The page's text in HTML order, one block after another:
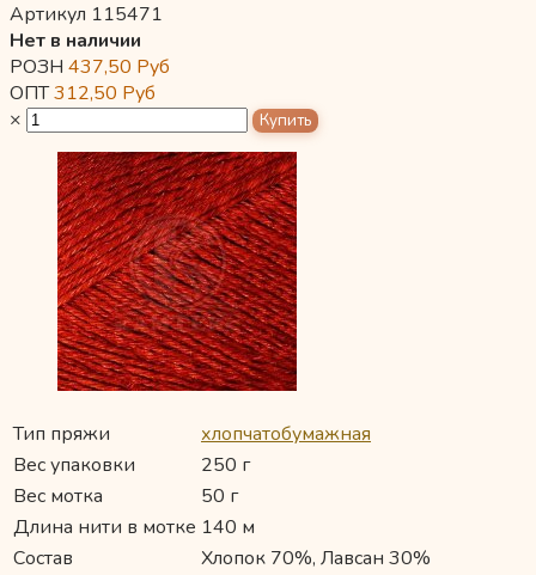
Артикул 115471
Нет в наличии
РОЗН 437,50 Руб
ОПТ312,50 Руб
×
Тип пряжи
хлопчатобумажная
Вес упаковки
250 г
Вес мотка
50 г
Длина нити в мотке 140 м
Состав
Хлопок 70%, Лавсан 30%